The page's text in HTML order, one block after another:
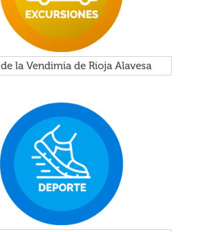
la Vendimia de Rioja Alavesa